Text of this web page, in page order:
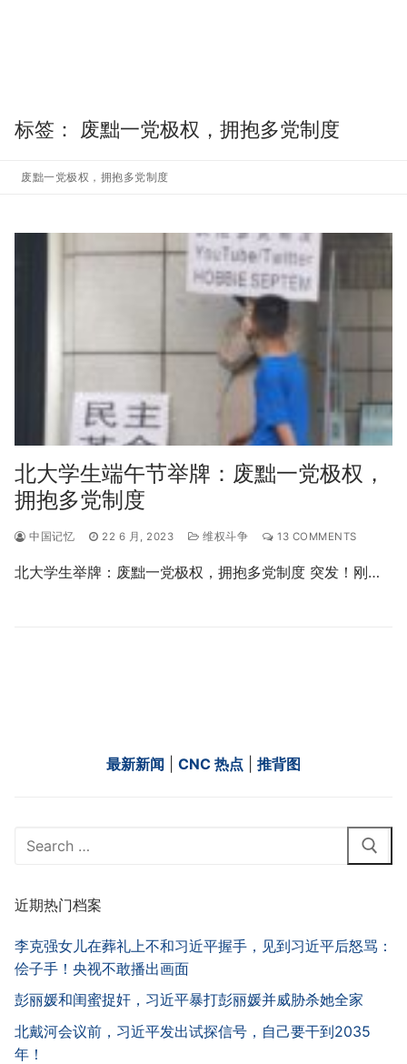
标签： 废黜一党极权，拥抱多党制度
废黜一党极权，拥抱多党制度
北大学生端午节举牌：废黜一党极权，
拥抱多党制度
中国记忆 22 6 月, 2023 维权斗争 13 COMMENTS
北大学生举牌：废黜一党极权，拥抱多党制度 突发！刚…
最新新闻 CNC 热点 推背图
Search
近期热门档案
李克强女儿在葬礼上不和习近平握手，见到习近平后怒骂：
侩子手！央视不敢播出画面
彭丽媛和闺蜜捉奸，习近平暴打彭丽媛并威胁杀她全家
北戴河会议前，习近平发出试探信号，自己要干到2035
年！